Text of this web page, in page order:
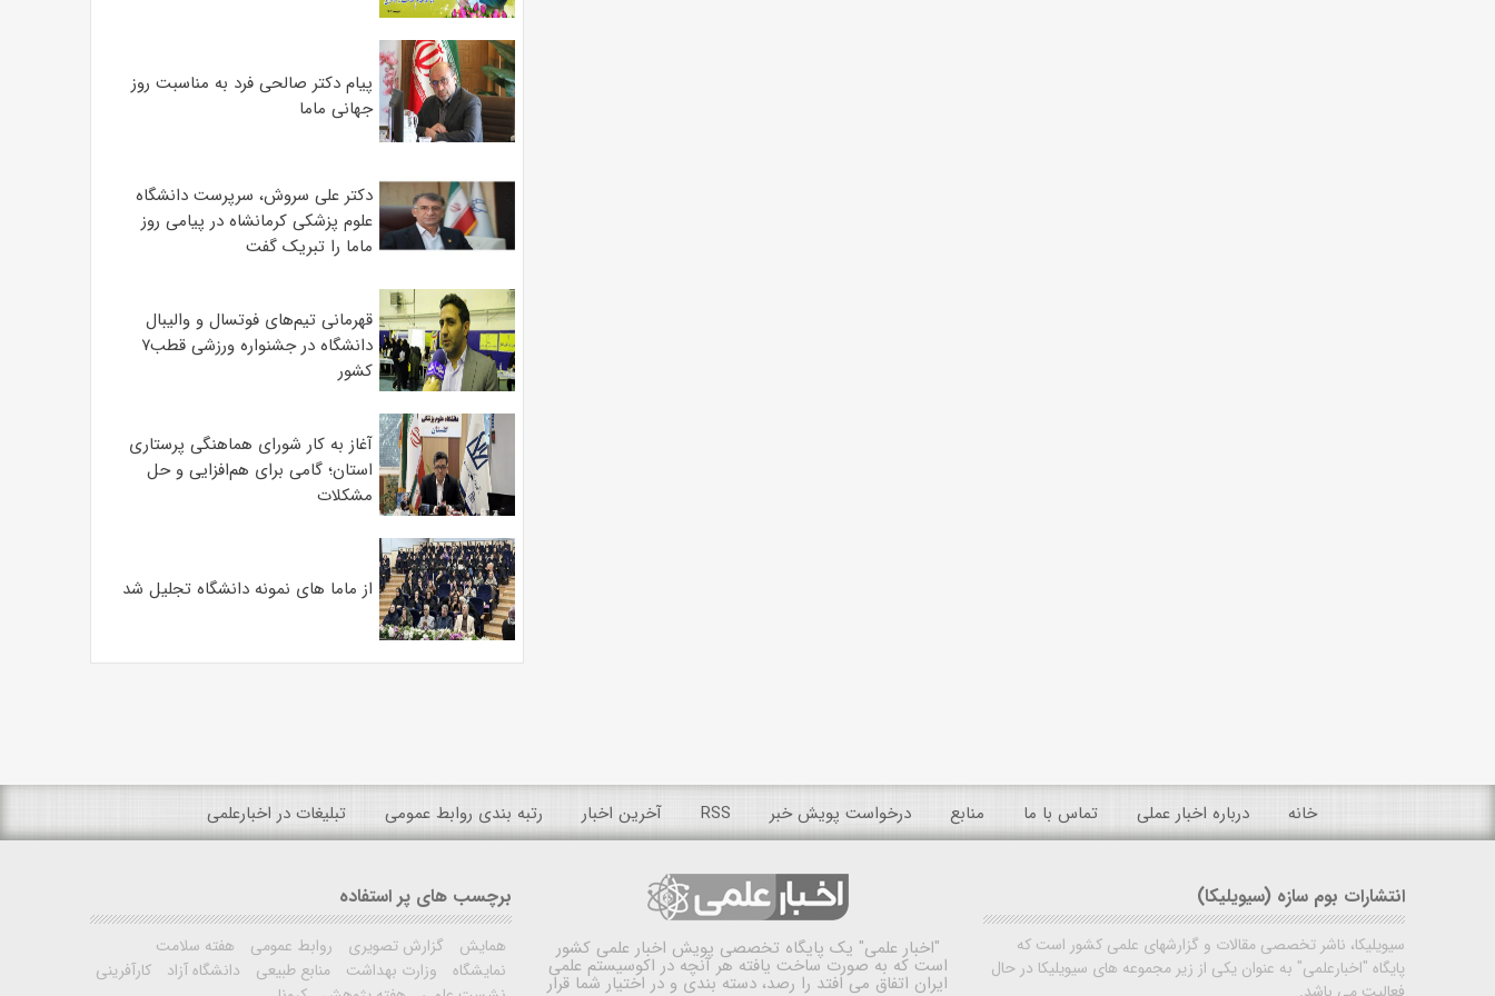
پیام دکتر صالحی فرد به مناسبت روز
جهانی ماما
دکتر علی سروش، سرپرست دانشگاه
علوم پزشکی کرمانشاه در پیامی روز
ماما را تبریک گفت
قهرمانی تیم‌های فوتسال و والیبال
دانشگاه در جشنواره ورزشی قطب۷
کشور
آغاز به کار شورای هماهنگی پرستاری
استان؛ گامی برای هم‌افزایی و حل
مشکلات
از ماما های نمونه دانشگاه تجلیل شد
خانه درباره اخبار عملی تماس با ما منابع درخواست پویش خبر RSS آخرین اخبار رتبه بندی روابط عمومی تبلیغات در اخبارعلمی
انتشارات بوم سازه (سیویلیکا)
سیویلیکا، ناشر تخصصی مقالات و گزارشهای علمی کشور است که
پایگاه "اخبارعلمی" به عنوان یکی از زیر مجموعه های سیویلیکا در حال
"اخبار علمی" یک پایگاه تخصصی پویش اخبار علمی کشور
است که به صورت ساخت یافته هر آنچه در اکوسیستم علمی
ایران اتفاق می افتد را رصد، دسته بندی و در اختیار شما قرار
برچسب های پر استفاده
همایش گزارش تصویری روابط عمومی
هفته سلامت
نمایشگاه
وزارت بهداشت منابع طبیعی دانشگاه آزاد
کارآفرینی